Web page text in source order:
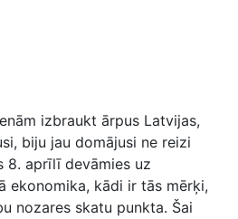
izbraukt ārpus Latvijas,
biju jau domājusi ne reizi
8. aprīlī devāmies uz
ekonomika, kādi ir tās mērķi,
nozares skatu punkta. Šai